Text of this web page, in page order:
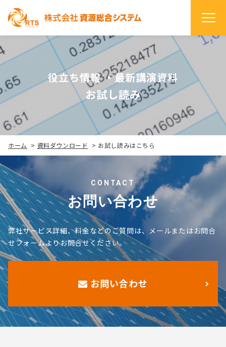
役立ち情報 ・最新講演資料
お試し読み
ホーム > 資料ダウンロード > お試し読みはこちら
CONTACT
お問い合わせ
弊社サービス詳細、料金などのご質問は、メールまたはお問合
せフォームよりお問合せください。
お問い合わせ